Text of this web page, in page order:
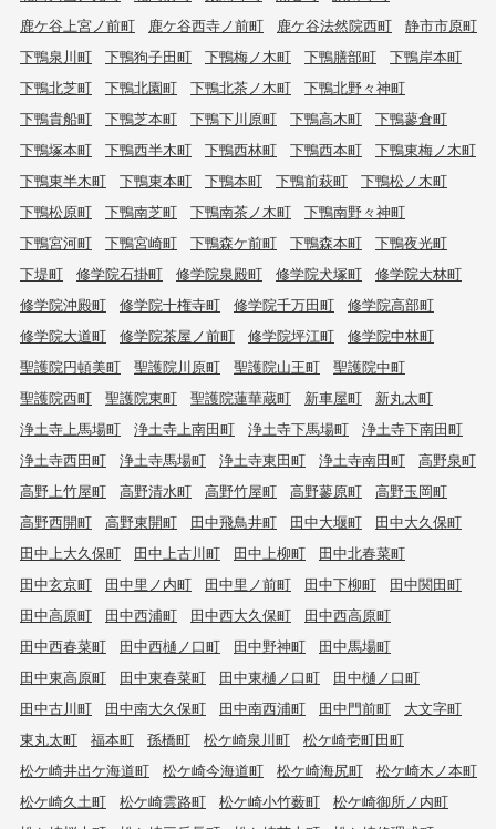
鹿ケ谷上宮ノ前町
鹿ケ谷西寺ノ前町 鹿ケ谷法然院西町
静市市原町
下鴨泉川町
下鴨狗子田町 下鴨梅ノ木町 下鴨膳部町
下鴨岸本町
下鴨北芝町
下鴨北園町 下鴨北茶ノ木町
下鴨北野々神町
下鴨貴船町
下鴨芝本町 下鴨下川原町 下鴨高木町
下鴨蓼倉町
下鴨塚本町
下鴨西半木町 下鴨西林町 下鴨西本町
下鴨東梅ノ木町
下鴨東半木町
下鴨東本町 下鴨本町 下鴨前萩町
下鴨松ノ木町
下鴨松原町
下鴨南芝町 下鴨南茶ノ木町
下鴨南野々神町
下鴨宮河町
下鴨宮崎町 下鴨森ケ前町 下鴨森本町
下鴨夜光町
下堤町
修学院石掛町 修学院泉殿町 修学院犬塚町
修学院大林町
修学院沖殿町
修学院十権寺町 修学院千万田町
修学院高部町
修学院大道町
修学院茶屋ノ前町 修学院坪江町
修学院中林町
聖護院円頓美町
聖護院川原町 聖護院山王町
聖護院中町
聖護院西町
聖護院東町 聖護院蓮華蔵町 新車屋町
新丸太町
浄土寺上馬場町
浄土寺上南田町 浄土寺下馬場町
浄土寺下南田町
浄土寺西田町
浄土寺馬場町 浄土寺東田町 浄土寺南田町
高野泉町
高野上竹屋町
高野清水町 高野竹屋町 高野蓼原町
高野玉岡町
高野西開町
高野東開町 田中飛鳥井町 田中大堰町
田中大久保町
田中上大久保町
田中上古川町 田中上柳町
田中北春菜町
田中玄京町
田中里ノ内町 田中里ノ前町 田中下柳町
田中関田町
田中高原町
田中西浦町 田中西大久保町
田中西高原町
田中西春菜町
田中西樋ノ口町 田中野神町
田中馬場町
田中東高原町
田中東春菜町 田中東樋ノ口町
田中樋ノ口町
田中古川町
田中南大久保町 田中南西浦町 田中門前町
大文字町
東丸太町
福本町 孫橋町 松ケ崎泉川町
松ケ崎壱町田町
松ケ崎井出ケ海道町
松ケ崎今海道町 松ケ崎海尻町
松ケ崎木ノ本町
松ケ崎久土町
松ケ崎雲路町 松ケ崎小竹薮町
松ケ崎御所ノ内町